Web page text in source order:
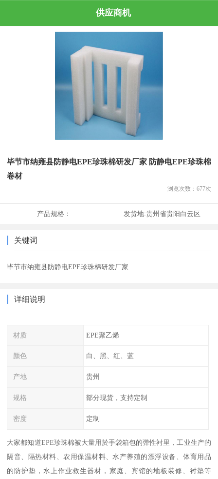
供应商机
毕节市纳雍县防静电EPE珍珠棉研发厂家 防静电EPE珍珠棉
卷材
浏览次数： 677次
产品规格： 发货地:贵州省贵阳白云区
关键词
毕节市纳雍县防静电EPE珍珠棉研发厂家
详细说明
材质 EPE聚乙烯
颜色 白、黑、红、蓝
产地 贵州
规格 部分现货，支持定制
密度 定制
大家都知道EPE珍珠棉被大量用於手袋箱包的弹性衬里，工业生产的
隔音、隔热材料、农用保温材料、水产养殖的漂浮设备、体育用品
的防护垫，水上作业救生器材，家庭、宾馆的地板装修、衬垫等